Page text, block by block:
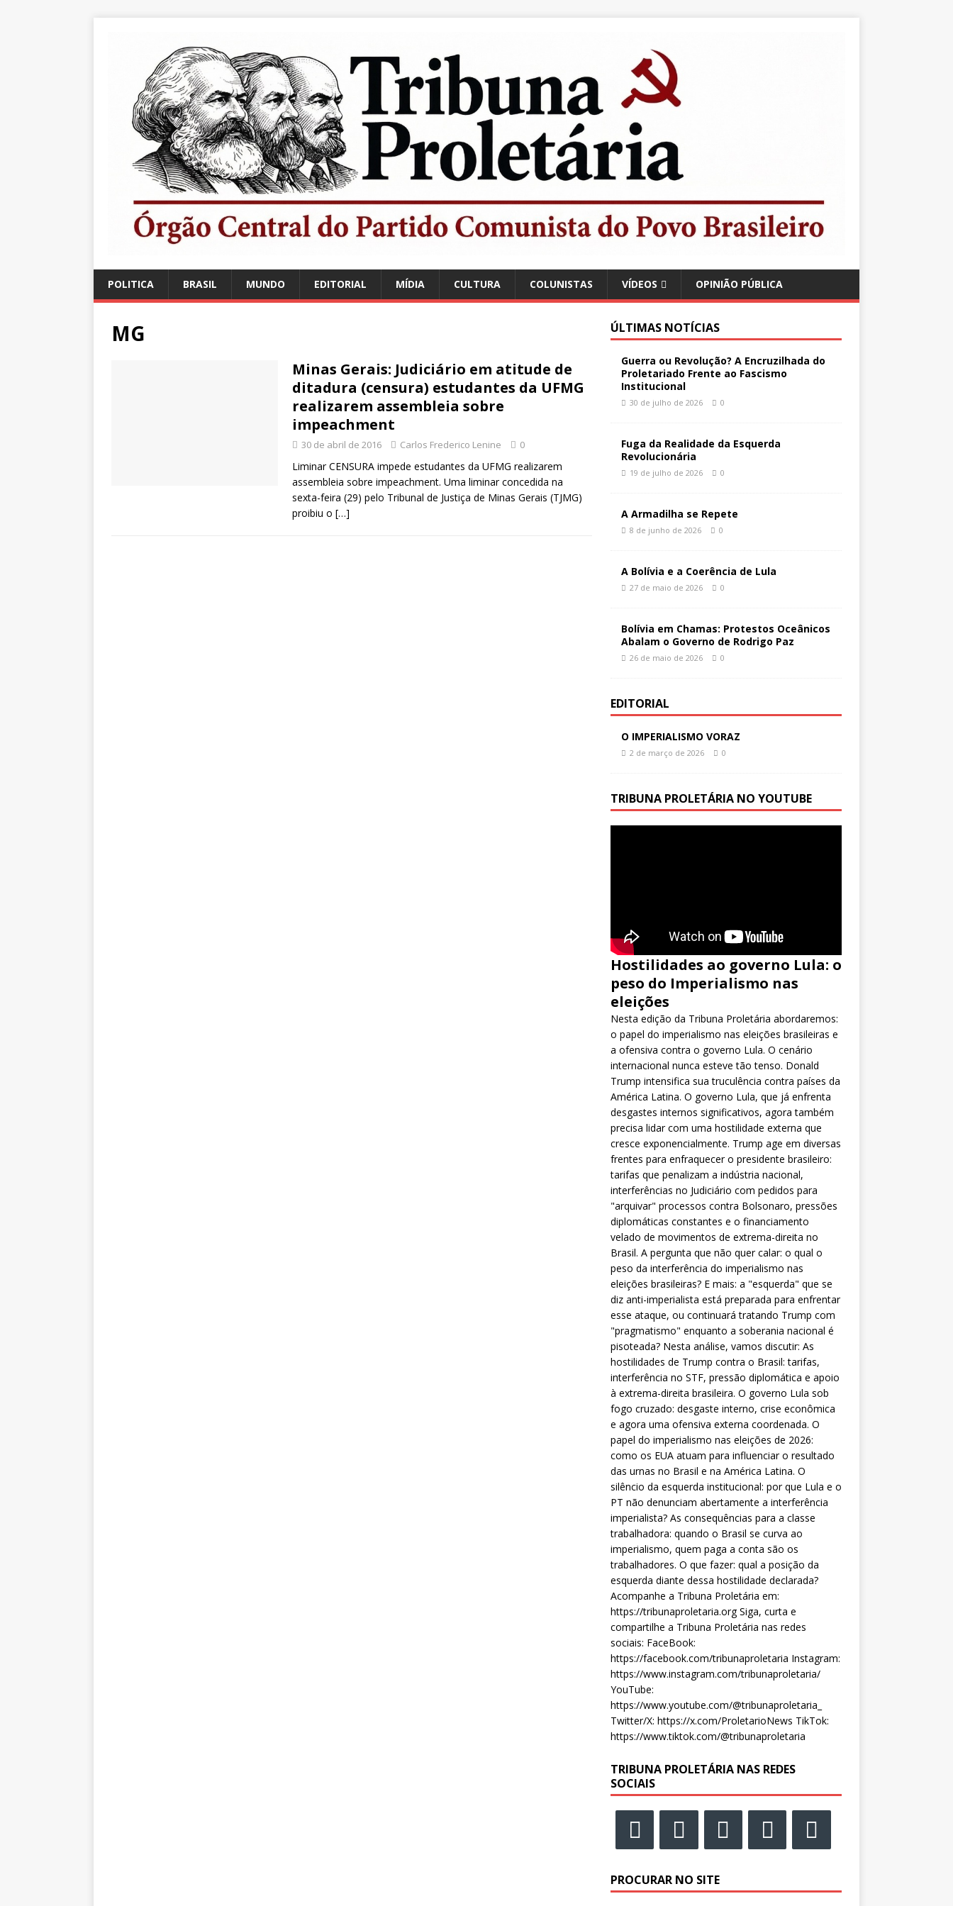
POLITICA BRASIL MUNDO EDITORIAL MÍDIA CULTURA COLUNISTAS VÍDEOS OPINIÃO PÚBLICA
MG
Minas Gerais: Judiciário em atitude de
ditadura (censura) estudantes da UFMG
realizarem assembleia sobre
impeachment
30 de abril de 2016 Carlos Frederico Lenine 0
Liminar CENSURA impede estudantes da UFMG realizarem
assembleia sobre impeachment. Uma liminar concedida na
sexta-feira (29) pelo Tribunal de Justiça de Minas Gerais (TJMG)
proibiu o […]
ÚLTIMAS NOTÍCIAS
Guerra ou Revolução? A Encruzilhada do
Proletariado Frente ao Fascismo
Institucional
30 de julho de 2026 0
Fuga da Realidade da Esquerda
Revolucionária
19 de julho de 2026 0
A Armadilha se Repete
8 de junho de 2026 0
A Bolívia e a Coerência de Lula
27 de maio de 2026 0
Bolívia em Chamas: Protestos Oceânicos
Abalam o Governo de Rodrigo Paz
26 de maio de 2026 0
EDITORIAL
O IMPERIALISMO VORAZ
2 de março de 2026 0
TRIBUNA PROLETÁRIA NO YOUTUBE
Hostilidades ao governo Lula: o
peso do Imperialismo nas
eleições
Nesta edição da Tribuna Proletária abordaremos:
o papel do imperialismo nas eleições brasileiras e
a ofensiva contra o governo Lula. O cenário
internacional nunca esteve tão tenso. Donald
Trump intensifica sua truculência contra países da
América Latina. O governo Lula, que já enfrenta
desgastes internos significativos, agora também
precisa lidar com uma hostilidade externa que
cresce exponencialmente. Trump age em diversas
frentes para enfraquecer o presidente brasileiro:
tarifas que penalizam a indústria nacional,
interferências no Judiciário com pedidos para
"arquivar" processos contra Bolsonaro, pressões
diplomáticas constantes e o financiamento
velado de movimentos de extrema-direita no
Brasil. A pergunta que não quer calar: o qual o
peso da interferência do imperialismo nas
eleições brasileiras? E mais: a "esquerda" que se
diz anti-imperialista está preparada para enfrentar
esse ataque, ou continuará tratando Trump com
"pragmatismo" enquanto a soberania nacional é
pisoteada? Nesta análise, vamos discutir: As
hostilidades de Trump contra o Brasil: tarifas,
interferência no STF, pressão diplomática e apoio
à extrema-direita brasileira. O governo Lula sob
fogo cruzado: desgaste interno, crise econômica
e agora uma ofensiva externa coordenada. O
papel do imperialismo nas eleições de 2026:
como os EUA atuam para influenciar o resultado
das urnas no Brasil e na América Latina. O
silêncio da esquerda institucional: por que Lula e o
PT não denunciam abertamente a interferência
imperialista? As consequências para a classe
trabalhadora: quando o Brasil se curva ao
imperialismo, quem paga a conta são os
trabalhadores. O que fazer: qual a posição da
esquerda diante dessa hostilidade declarada?
Acompanhe a Tribuna Proletária em:
https://tribunaproletaria.org Siga, curta e
compartilhe a Tribuna Proletária nas redes
sociais: FaceBook:
https://facebook.com/tribunaproletaria Instagram:
https://www.instagram.com/tribunaproletaria/
YouTube:
https://www.youtube.com/@tribunaproletaria_
Twitter/X: https://x.com/ProletarioNews TikTok:
https://www.tiktok.com/@tribunaproletaria
TRIBUNA PROLETÁRIA NAS REDES
SOCIAIS
PROCURAR NO SITE